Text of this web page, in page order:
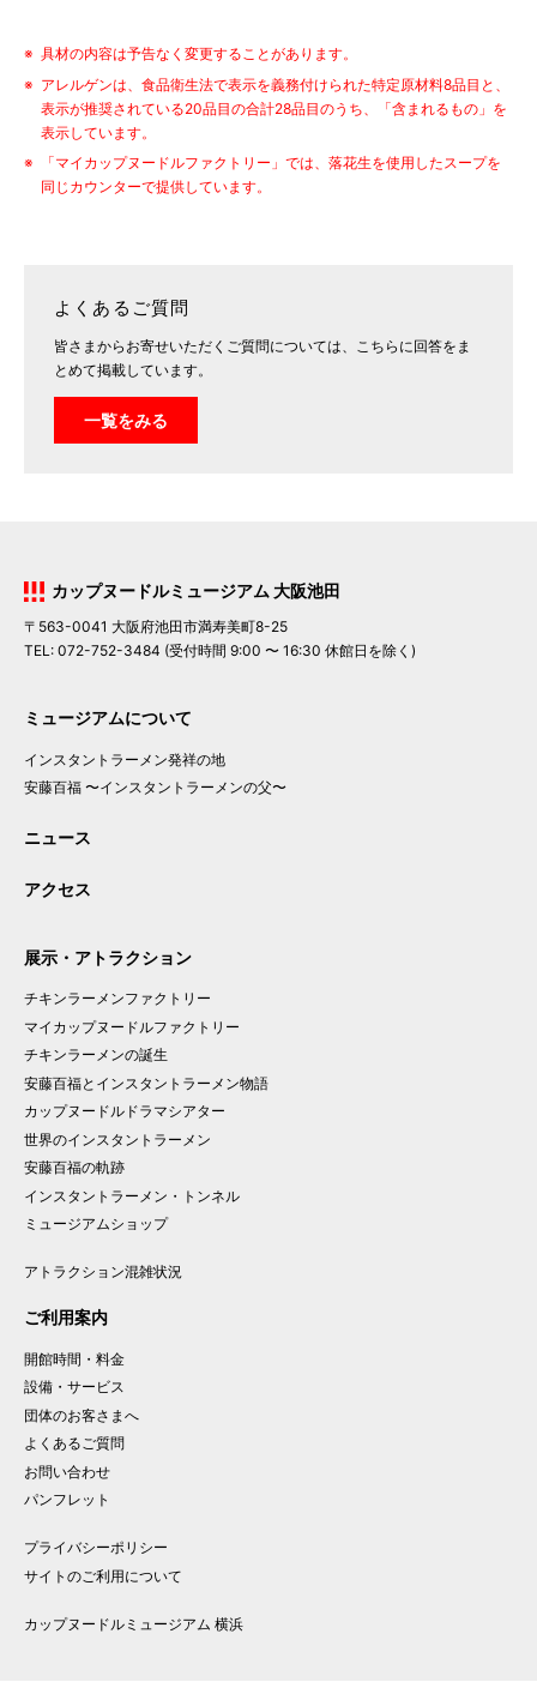
具材の内容は予告なく変更することがあります。
アレルゲンは、食品衛生法で表示を義務付けられた特定原材料8品目と、
表示が推奨されている20品目の合計28品目のうち、「含まれるもの」を
表示しています。
「マイカップヌードルファクトリー」では、落花生を使用したスープを
同じカウンターで提供しています。
よくあるご質問
皆さまからお寄せいただくご質問については、こちらに回答をま
とめて掲載しています。
一覧をみる
カップヌードルミュージアム 大阪池田
〒563-0041 大阪府池田市満寿美町8-25
TEL: 072-752-3484 (受付時間 9:00 〜 16:30 休館日を除く)
ミュージアムについて
インスタントラーメン発祥の地
安藤百福 〜インスタントラーメンの父〜
ニュース
アクセス
展示・アトラクション
チキンラーメンファクトリー
マイ カップヌードルファクトリー
チキンラーメンの誕生
安藤百福と インスタント ラーメン物語
カップヌードル ドラマシアター
世界のインスタント ラーメン
安藤百福の軌跡
インスタント ラーメン ・ トンネル
ミュージアムショップ
アトラクション混雑状況
ご利用案内
開館時間・料金
設備・サービス
団体のお客さまへ
よくあるご質問
お問い合わせ
パンフレット
プライバシーポリシー
サイトのご利用について
カップヌードルミュージアム 横浜